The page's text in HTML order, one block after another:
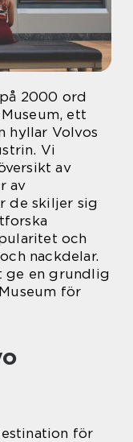
2000 ord
ett
hyllar Volvos
Vi
av
av
de skiljer sig
och
nackdelar.
ge en grundlig
för
för